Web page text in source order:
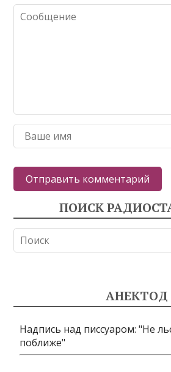
ПОИСК
АНЕКТОД
Надпись над писсуаром: "Не
поближе"